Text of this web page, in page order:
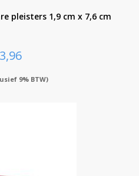
pleisters 1,9 cm x 7,6 cm
3,96
9% BTW)